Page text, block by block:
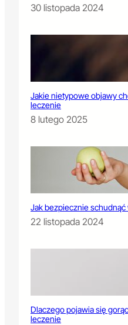
30 listopada 2024
Jakie nietypowe objawy
leczenie
8 lutego 2025
Jak bezpiecznie
22 listopada 2024
Dlaczego pojawia się
leczenie